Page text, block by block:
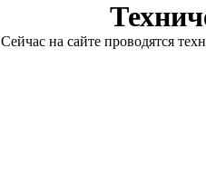
Сейчас на сайте проводятся